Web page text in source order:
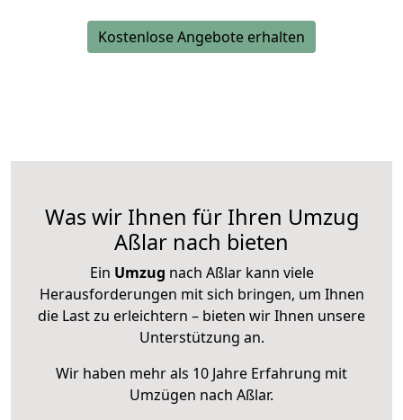
Kostenlose Angebote erhalten
Was wir Ihnen für Ihren Umzug
Aßlar nach bieten
Ein Umzug nach Aßlar kann viele
Herausforderungen mit sich bringen, um Ihnen
die Last zu erleichtern – bieten wir Ihnen unsere
Unterstützung an.
Wir haben mehr als 10 Jahre Erfahrung mit
Umzügen nach Aßlar.